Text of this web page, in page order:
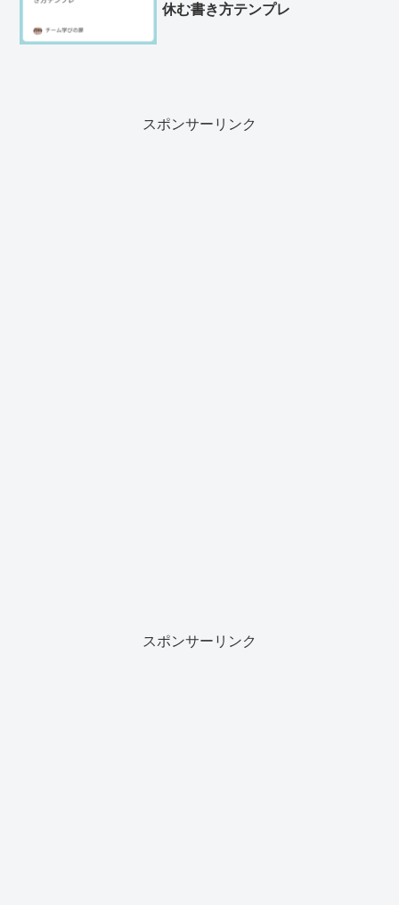
休む書き方テンプレ
スポンサーリンク
スポンサーリンク